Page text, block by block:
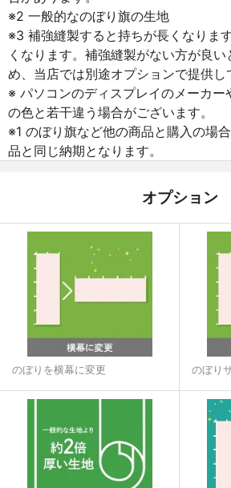
※2 一般的なのぼり旗の生地
※3 補強縫製すると持ちが長くなりま
くなります。補強縫製がない方が良
め、当店では別途オプションで提供し
※ パソコンのディスプレイのメーカー
の色と若干違う場合がございます。
※1 のぼり旗など他の商品と購入の場
品と同じ納期となります。
オプション
のぼりを横幕に変更 のぼり